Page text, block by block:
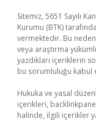
Sitemiz, 5651 Sayılı
Kurumu (BTK)
vermektedir. Bu
veya araştırma
yazdıkları içeriklerin
bu sorumluluğu kabul
Hukuka ve yasal
içerikleri,
halinde, ilgili içerikler